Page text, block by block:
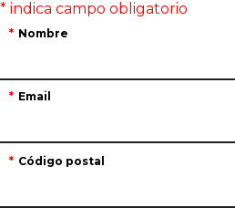
Nombre
Email
Código postal